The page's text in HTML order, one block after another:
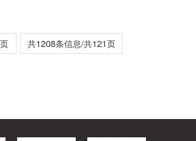
共1208条信息/共121页